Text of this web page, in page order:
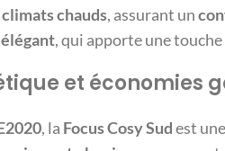
chauds, assurant un
, qui apporte une
et économies
, la Focus Cosy Sudest une